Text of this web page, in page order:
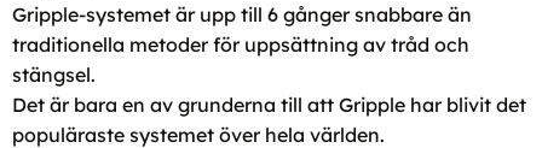
Gripple-systemet är upp till 6 gånger snabbare än
traditionella metoder för uppsättning av tråd och
stängsel.
Det är bara en av grunderna till att Gripple har blivit det
populäraste systemet över hela världen.